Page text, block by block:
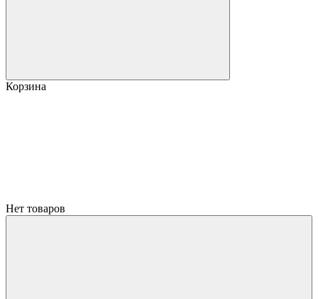
Корзина
Нет товаров